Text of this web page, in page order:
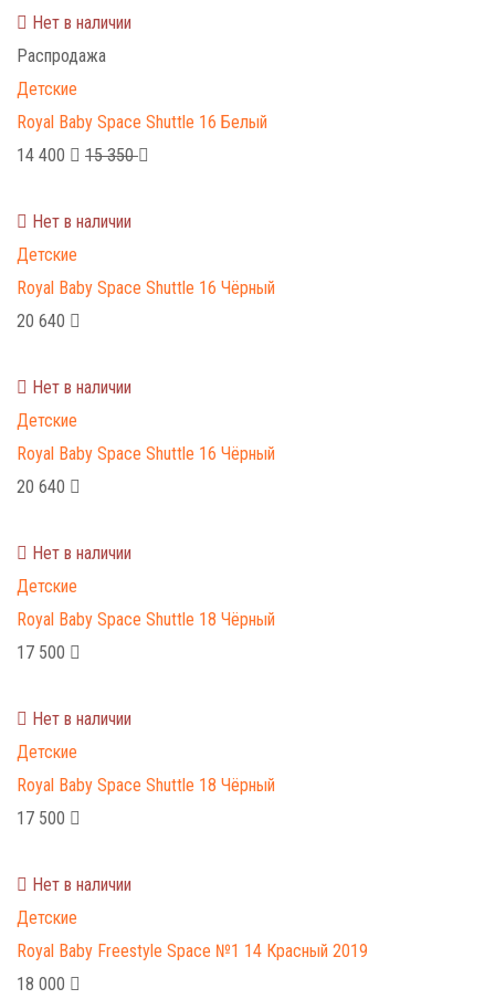
Нет в наличии
Распродажа
Детские
Royal Baby Space Shuttle 16 Белый
14 400
15 350
Нет в наличии
Детские
Royal Baby Space Shuttle 16 Чёрный
20 640
Нет в наличии
Детские
Royal Baby Space Shuttle 16 Чёрный
20 640
Нет в наличии
Детские
Royal Baby Space Shuttle 18 Чёрный
17 500
Нет в наличии
Детские
Royal Baby Space Shuttle 18 Чёрный
17 500
Нет в наличии
Детские
Royal Baby Freestyle Space №1 14 Красный 2019
18 000